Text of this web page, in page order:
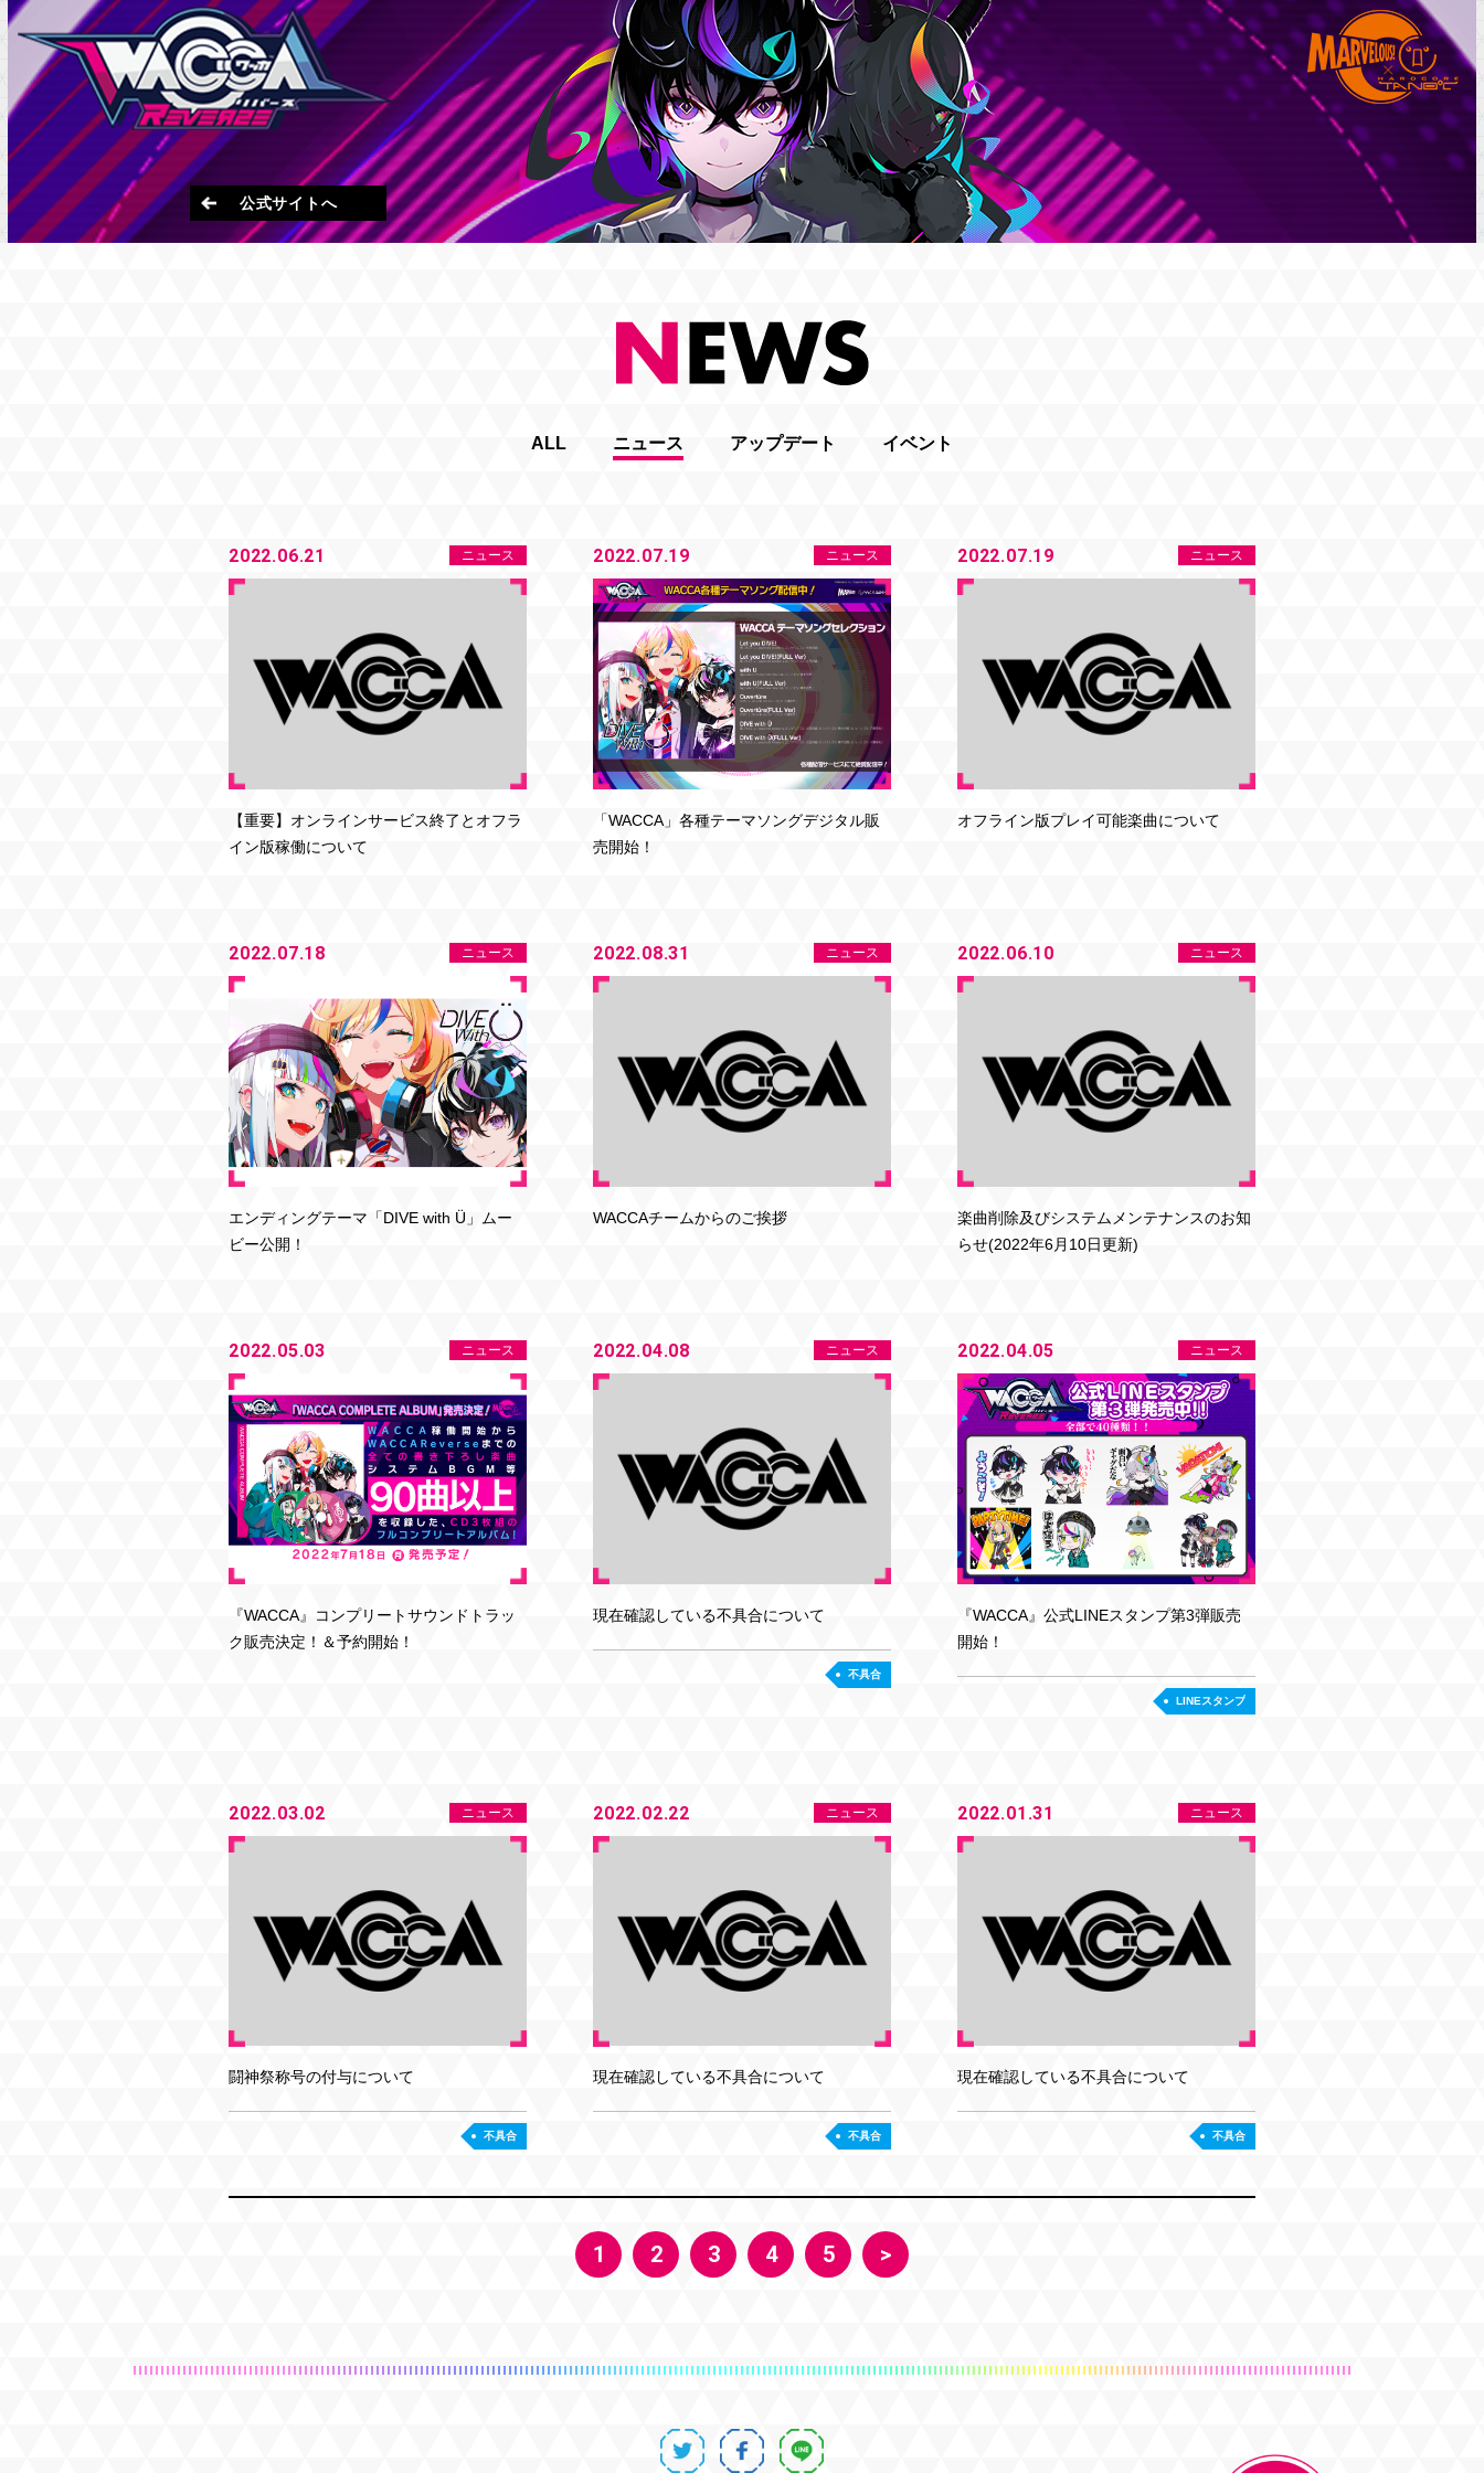
公式サイトへ
ALL ニュース アップデート イベント
2022.06.21 ニュース
【重要】オンラインサービス終了とオフラ
イン版稼働について
2022.07.19 ニュース
「WACCA」各種テーマソングデジタル販
売開始！
2022.07.19 ニュース
オフライン版プレイ可能楽曲について
2022.07.18 ニュース
エンディングテーマ「DIVE with Ü」ムー
ビー公開！
2022.08.31 ニュース
WACCAチームからのご挨拶
2022.06.10 ニュース
楽曲削除及びシステムメンテナンスのお知
らせ(2022年6月10日更新)
2022.05.03 ニュース
『WACCA』コンプリートサウンドトラッ
ク販売決定！＆予約開始！
2022.04.08 ニュース
現在確認している不具合について
不具合
2022.04.05 ニュース
『WACCA』公式LINEスタンプ第3弾販売
開始！
LINEスタンプ
2022.03.02 ニュース
闘神祭称号の付与について
不具合
2022.02.22 ニュース
現在確認している不具合について
不具合
2022.01.31 ニュース
現在確認している不具合について
不具合
1 2 3 4 5 >